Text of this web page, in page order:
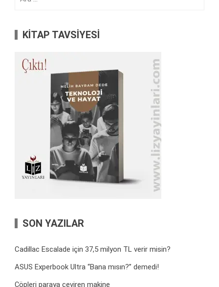
KİTAP TAVSİYESİ
SON YAZILAR
Cadillac Escalade için 37,5 milyon TL verir misin?
ASUS Experbook Ultra “Bana mısın?” demedi!
Çöpleri paraya çeviren makine